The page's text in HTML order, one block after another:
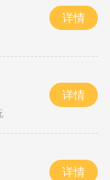
详情
详情
详情